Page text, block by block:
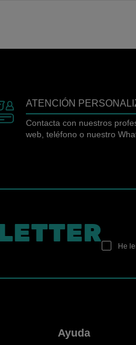
ATENCIÓN
Contacta con nuestros
web, teléfono o nuestro
He
Ayuda